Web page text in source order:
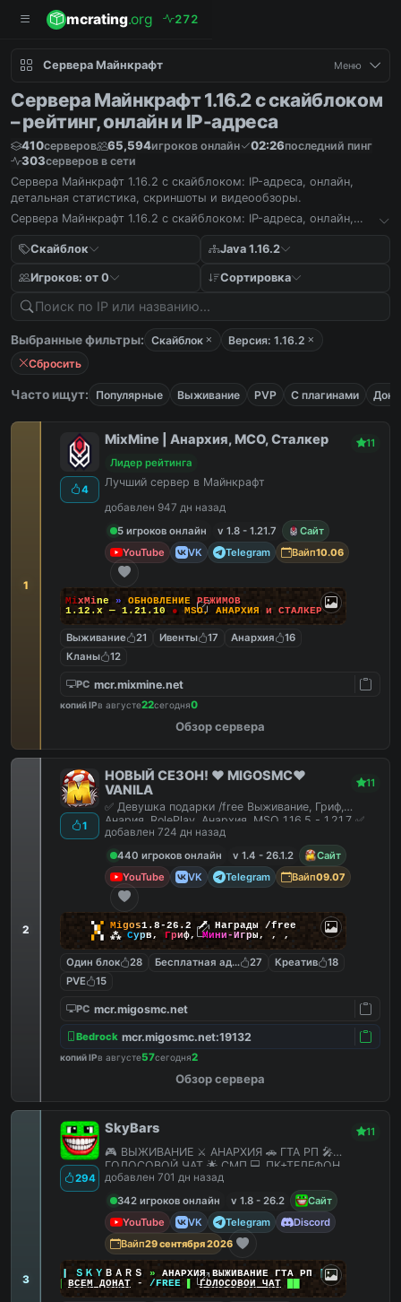
mcrating.org 272
Сервера Майнкрафт Меню
Сервера Майнкрафт 1.16.2 с скайблоком
– рейтинг, онлайн и IP-адреса
410серверов 65,594игроков онлайн 02:26последний пинг
303серверов в сети
Сервера Майнкрафт 1.16.2 с скайблоком: IP-адреса, онлайн,
детальная статистика, скриншоты и видеообзоры.
Сервера Майнкрафт 1.16.2 с скайблоком: IP-адреса, онлайн,
Скайблок
Java 1.16.2
Игроков: от 0 Сортировка
Выбранные фильтры: Скайблок
Версия: 1.16.2
Сбросить
Часто ищут: Популярные Выживание PVP С плагинами
1
4
MixMine | Анархия, МСО, Сталкер
11
Лидер рейтинга
Лучший сервер в Майнкрафт
добавлен 947 дн назад
5 игроков онлайн
v 1.8 - 1.21.7
Сайт
YouTube
VK Telegram Вайп10.06
MixMine » ОБНОВЛЕНИЕ РЕЖИМОВ
1.12.x — 1.21.10
● MSO, АНАРХИЯ и СТАЛКЕР
Выживание 21 Ивенты 17 Анархия
16
Кланы
12
PC mcr.mixmine.net
копий IPв августе22сегодня0
Обзор сервера
2
1
НОВЫЙ СЕЗОН! ❤️ MIGOSMC❤️
VANILA
11
✅ Девушка подарки /free Выживание, Гриф,
Анария, RolePlay, Анархия, MSO 1.16.5 - 1.21.7 ✅
добавлен 724 дн назад
440 игроков онлайн
v 1.4 - 26.1.2
Сайт
YouTube
VK Telegram Вайп09.07
▚▞ Migos1.8-26.2🗡 Награды /free
▞▚ ⁂ Сурв, Гриф,Мини-Игры, , ,
Один блок 28 Бесплатная админка
27 Креатив
18
PVE
15
PC mcr.migosmc.net
Bedrock mcr.migosmc.net:19132
копий IPв августе57сегодня2
Обзор сервера
3
294
SkyBars 11
🎮 ВЫЖИВАНИЕ ⚔️ АНАРХИЯ 🚗 ГТА РП 🎤
ГОЛОСОВОЙ ЧАТ 🌟 СМП 💻 ПК+ТЕЛЕФОН
добавлен 701 дн назад
342 игроков онлайн
v 1.8 - 26.2
Сайт
YouTube
VK Telegram
Discord
Вайп29 сентября 2026
ＳＫＹ ＢＡＲＳ » АНАРХИЯ ВЫЖИВАНИЕ ГТА РП |||
ВСЕМ ДОНАТ- /FREE ▌ГОЛОСОВОЙ ЧАТ